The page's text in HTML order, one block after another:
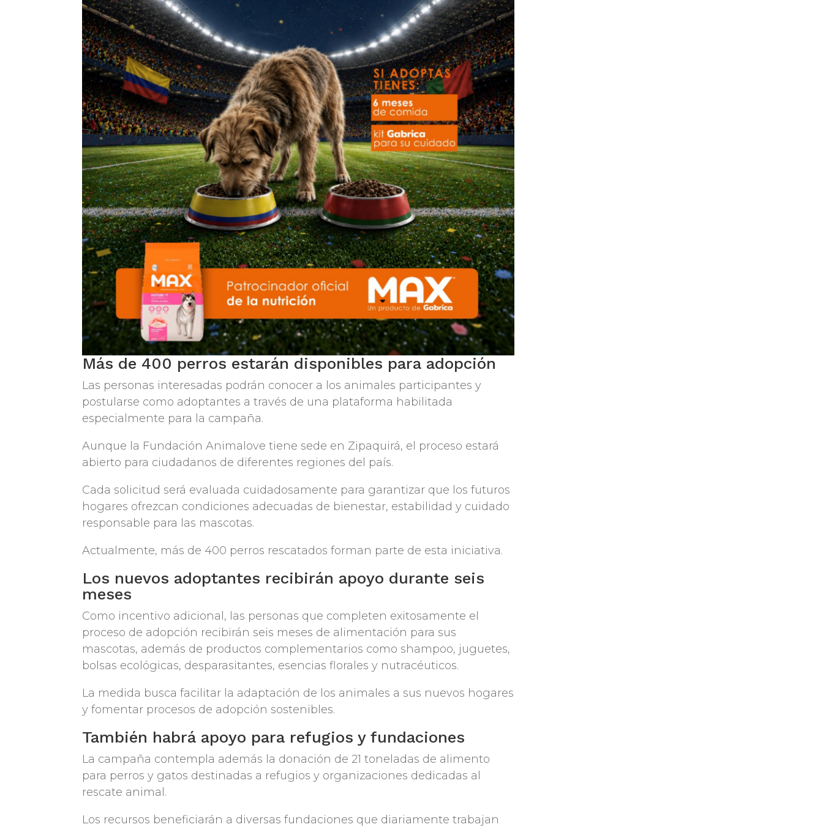
Más de 400 perros estarán disponibles para adopción
Las personas interesadas podrán conocer a los animales participantes y
postularse como adoptantes a través de una plataforma habilitada
especialmente para la campaña.
Aunque la Fundación Animalove tiene sede en Zipaquirá, el proceso estará
abierto para ciudadanos de diferentes regiones del país.
Cada solicitud será evaluada cuidadosamente para garantizar que los futuros
hogares ofrezcan condiciones adecuadas de bienestar, estabilidad y cuidado
responsable para las mascotas.
Actualmente, más de 400 perros rescatados forman parte de esta iniciativa.
Los nuevos adoptantes recibirán apoyo durante seis
meses
Como incentivo adicional, las personas que completen exitosamente el
proceso de adopción recibirán seis meses de alimentación para sus
mascotas, además de productos complementarios como shampoo, juguetes,
bolsas ecológicas, desparasitantes, esencias florales y nutracéuticos.
La medida busca facilitar la adaptación de los animales a sus nuevos hogares
y fomentar procesos de adopción sostenibles.
También habrá apoyo para refugios y fundaciones
La campaña contempla además la donación de 21 toneladas de alimento
para perros y gatos destinadas a refugios y organizaciones dedicadas al
rescate animal.
Los recursos beneficiarán a diversas fundaciones que diariamente trabajan